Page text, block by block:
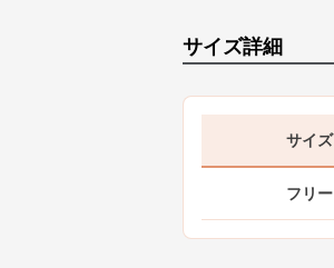
サイズ詳細
サイズ
フリー